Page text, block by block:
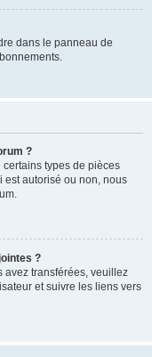
dans le panneau de
?
types de pièces
est autorisé ou non, nous
?
avez transférées, veuillez
et suivre les liens vers